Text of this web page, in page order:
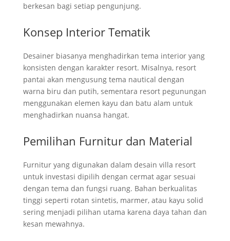
berkesan bagi setiap pengunjung.
Konsep Interior Tematik
Desainer biasanya menghadirkan tema interior yang
konsisten dengan karakter resort. Misalnya, resort
pantai akan mengusung tema nautical dengan
warna biru dan putih, sementara resort pegunungan
menggunakan elemen kayu dan batu alam untuk
menghadirkan nuansa hangat.
Pemilihan Furnitur dan Material
Furnitur yang digunakan dalam desain villa resort
untuk investasi dipilih dengan cermat agar sesuai
dengan tema dan fungsi ruang. Bahan berkualitas
tinggi seperti rotan sintetis, marmer, atau kayu solid
sering menjadi pilihan utama karena daya tahan dan
kesan mewahnya.